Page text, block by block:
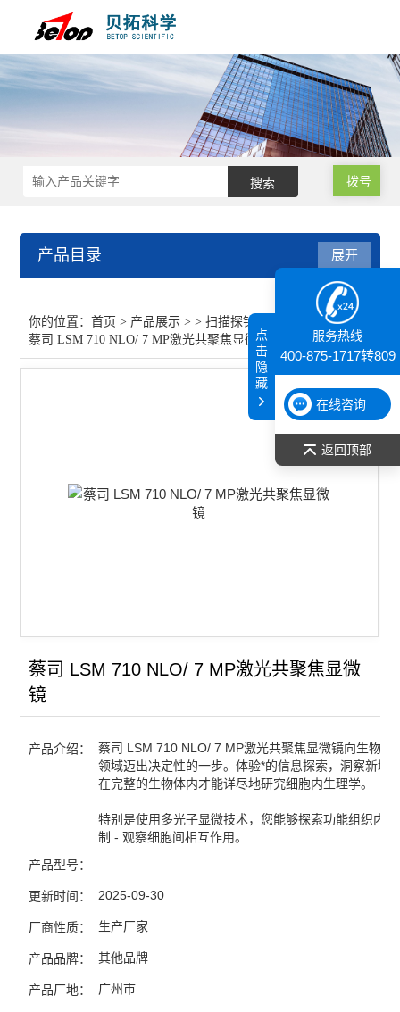
拨号
产品目录
高速共聚焦成像仪
展开
你的位置：首页 > 产品展示 > >扫描探针显微镜/原子力>
蔡司 LSM 710 NLO/ 7 MP激光共聚焦显微镜
蔡司 LSM 710 NLO/ 7 MP激光共聚焦显微
镜
产品介绍：
蔡司 LSM 710 NLO/ 7 MP激光共聚焦显微镜向生物医
领域迈出决定性的一步。体验*的信息探索，洞察新境
在完整的生物体内才能详尽地研究细胞内生理学。
特别是使用多光子显微技术，您能够探索功能组织内
制 - 观察细胞间相互作用。
产品型号：
更新时间： 2025-09-30
厂商性质： 生产厂家
产品品牌： 其他品牌
产品厂地： 广州市
服务热线
400-875-1717转809
在线咨询
返回顶部
点
击
隐
藏